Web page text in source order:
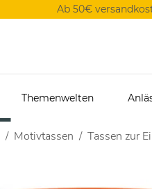
Ab 50€
Themenwelten
Motivtassen Tassen zur